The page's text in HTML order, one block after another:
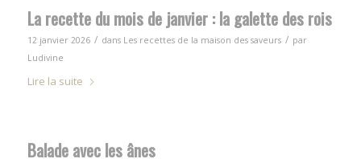
La recette du mois de janvier : la galette des rois
12 janvier 2026 / dans Les recettes de la maison des saveurs / par
Ludivine
Lire la suite
Balade avec les ânes